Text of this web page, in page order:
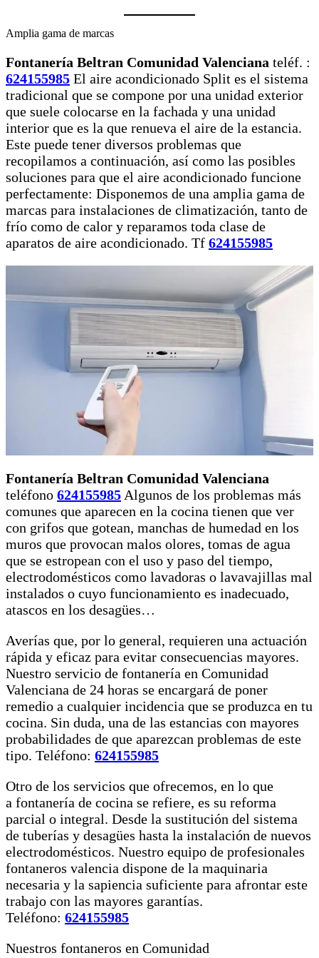
Amplia gama de marcas
Fontanería Beltran Comunidad Valenciana teléf. :
624155985 El aire acondicionado Split es el sistema
tradicional que se compone por una unidad exterior
que suele colocarse en la fachada y una unidad
interior que es la que renueva el aire de la estancia.
Este puede tener diversos problemas que
recopilamos a continuación, así como las posibles
soluciones para que el aire acondicionado funcione
perfectamente: Disponemos de una amplia gama de
marcas para instalaciones de climatización, tanto de
frío como de calor y reparamos toda clase de
aparatos de aire acondicionado. Tf 624155985
Fontanería Beltran Comunidad Valenciana
teléfono 624155985 Algunos de los problemas más
comunes que aparecen en la cocina tienen que ver
con grifos que gotean, manchas de humedad en los
muros que provocan malos olores, tomas de agua
que se estropean con el uso y paso del tiempo,
electrodomésticos como lavadoras o lavavajillas mal
instalados o cuyo funcionamiento es inadecuado,
atascos en los desagües…
Averías que, por lo general, requieren una actuación
rápida y eficaz para evitar consecuencias mayores.
Nuestro servicio de fontanería en Comunidad
Valenciana de 24 horas se encargará de poner
remedio a cualquier incidencia que se produzca en tu
cocina. Sin duda, una de las estancias con mayores
probabilidades de que aparezcan problemas de este
tipo. Teléfono: 624155985
Otro de los servicios que ofrecemos, en lo que
a fontanería de cocina se refiere, es su reforma
parcial o integral. Desde la sustitución del sistema
de tuberías y desagües hasta la instalación de nuevos
electrodomésticos. Nuestro equipo de profesionales
fontaneros valencia dispone de la maquinaria
necesaria y la sapiencia suficiente para afrontar este
trabajo con las mayores garantías.
Teléfono: 624155985
Nuestros fontaneros en Comunidad